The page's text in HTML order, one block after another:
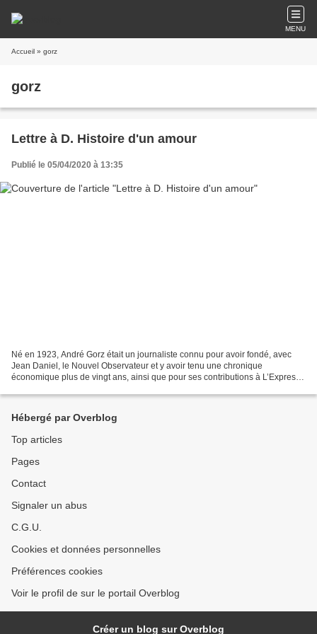
MENU
Accueil » gorz
gorz
Lettre à D. Histoire d'un amour
Publié le 05/04/2020 à 13:35
Né en 1923, André Gorz était un journaliste connu pour avoir fondé, avec
Jean Daniel, le Nouvel Observateur et y avoir tenu une chronique
économique plus de vingt ans, ainsi que pour ses contributions à L’Express
Hébergé par Overblog
Top articles
Pages
Contact
Signaler un abus
C.G.U.
Cookies et données personnelles
Préférences cookies
Voir le profil de sur le portail Overblog
Créer un blog sur Overblog